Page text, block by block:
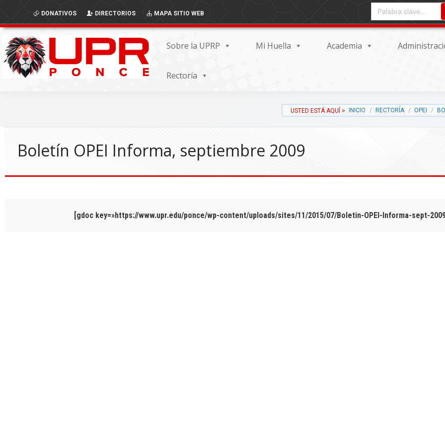
Content
navigation
DONATIVOS DIRECTORIOS MAPA SITIO WEB
CAMPO DE ENTRADA DEL
Sobre la UPRP Mi Huella Academia
Rectoría
INICIO RECTORÍA OPEI
Boletín OPEI Informa, septiembre 2009
[gdoc key=»https://www.upr.edu/ponce/wp-content/uploads/sites/11/2015/07/Boletin-OPEI-Informa-sept-